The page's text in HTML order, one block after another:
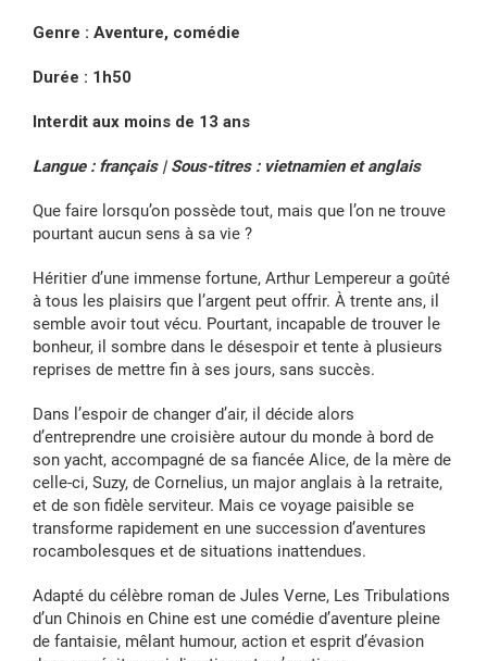
Genre : Aventure, comédie
Durée : 1h50
Interdit aux moins de 13 ans
Langue : français | Sous-titres : vietnamien et anglais
Que faire lorsqu’on possède tout, mais que l’on ne trouve
pourtant aucun sens à sa vie ?
Héritier d’une immense fortune, Arthur Lempereur a goûté
à tous les plaisirs que l’argent peut offrir. À trente ans, il
semble avoir tout vécu. Pourtant, incapable de trouver le
bonheur, il sombre dans le désespoir et tente à plusieurs
reprises de mettre fin à ses jours, sans succès.
Dans l’espoir de changer d’air, il décide alors
d’entreprendre une croisière autour du monde à bord de
son yacht, accompagné de sa fiancée Alice, de la mère de
celle-ci, Suzy, de Cornelius, un major anglais à la retraite,
et de son fidèle serviteur. Mais ce voyage paisible se
transforme rapidement en une succession d’aventures
rocambolesques et de situations inattendues.
Adapté du célèbre roman de Jules Verne, Les Tribulations
d’un Chinois en Chine est une comédie d’aventure pleine
de fantaisie, mêlant humour, action et esprit d’évasion